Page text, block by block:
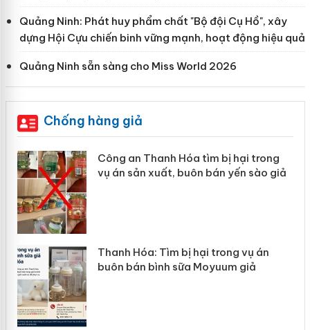
Quảng Ninh: Phát huy phẩm chất "Bộ đội Cụ Hồ", xây
dựng Hội Cựu chiến binh vững mạnh, hoạt động hiệu quả
Quảng Ninh sẵn sàng cho Miss World 2026
Chống hàng giả
Công an Thanh Hóa tìm bị hại trong
vụ án sản xuất, buôn bán yến sào giả
Thanh Hóa: Tìm bị hại trong vụ án
buôn bán bình sữa Moyuum giả